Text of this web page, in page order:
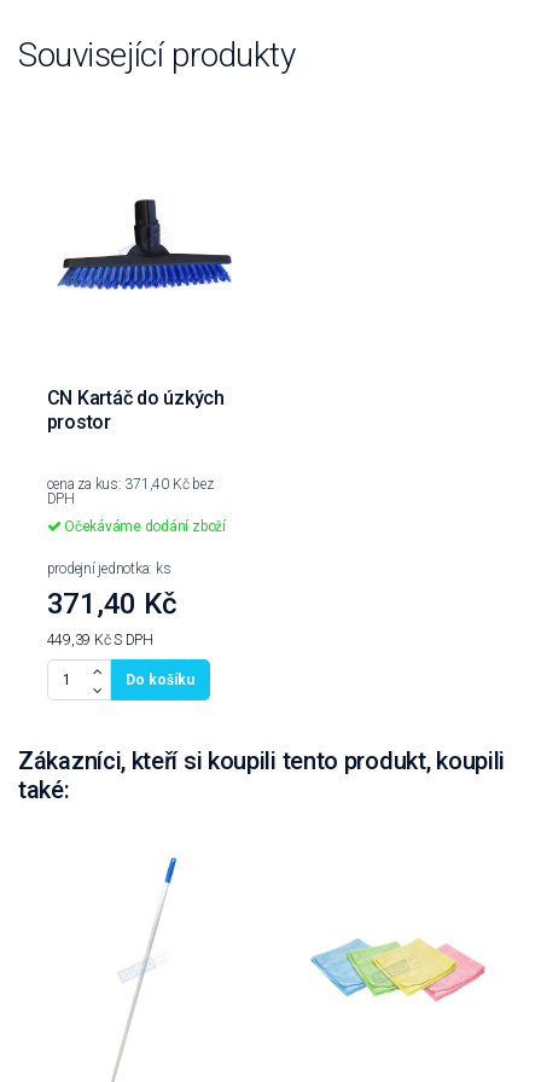
Související produkty
CN Kartáč do úzkých
prostor
cena za kus: 371,40 Kč bez
DPH
Očekáváme dodání zboží
prodejní jednotka: ks
371,40 Kč
449,39 KčS DPH
Do košíku
Zákazníci, kteří si koupili tento produkt, koupili
také: